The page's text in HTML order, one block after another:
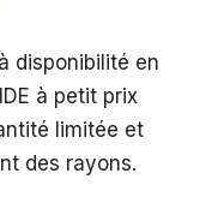
disponibilité en
à petit prix
limitée et
des rayons.